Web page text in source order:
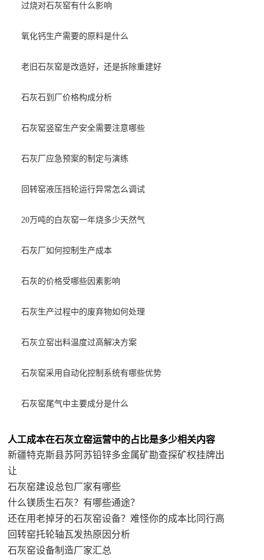
过烧对石灰窑有什么影响
氧化钙生产需要的原料是什么
老旧石灰窑是改造好，还是拆除重建好
石灰石到厂价格构成分析
石灰窑竖窑生产安全需要注意哪些
石灰厂应急预案的制定与演练
回转窑液压挡轮运行异常怎么调试
20万吨的白灰窑一年烧多少天然气
石灰厂如何控制生产成本
石灰的价格受哪些因素影响
石灰生产过程中的废弃物如何处理
石灰立窑出料温度过高解决方案
石灰窑采用自动化控制系统有哪些优势
石灰窑尾气中主要成分是什么
人工成本在石灰立窑运营中的占比是多少相关内容
新疆特克斯县苏阿苏铅锌多金属矿勘查探矿权挂牌出
让
石灰窑建设总包厂家有哪些
什么镁质生石灰？有哪些通途？
还在用老掉牙的石灰窑设备？难怪你的成本比同行高
回转窑托轮轴瓦发热原因分析
石灰窑设备制造厂家汇总